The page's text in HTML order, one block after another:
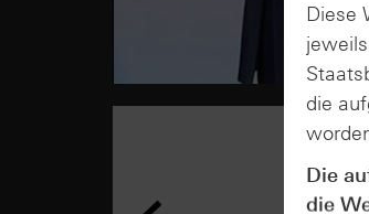
Diese
die
Die
die